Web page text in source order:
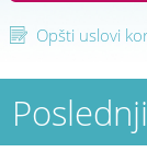
Opšti uslovi